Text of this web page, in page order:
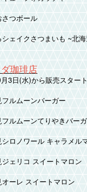
つボール
シェイクさつまいも ~北
珈琲店
3日(水)から販売スター
ルムーンバーガー
ルムーンてりやきバー
ロノワール キャラメル
ェリコ スイートマロン
オーレ スイートマロン